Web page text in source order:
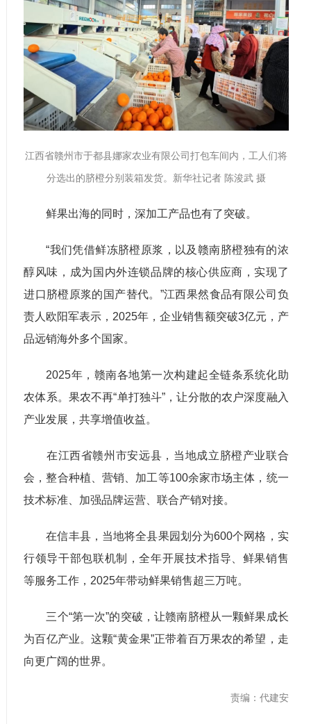
江西省赣州市于都县娜家农业有限公司打包车间内，工人们将
分选出的脐橙分别装箱发货。新华社记者 陈浚武 摄
鲜果出海的同时，深加工产品也有了突破。
“我们凭借鲜冻脐橙原浆，以及赣南脐橙独有的浓
醇风味，成为国内外连锁品牌的核心供应商，实现了
进口脐橙原浆的国产替代。”江西果然食品有限公司负
责人欧阳军表示，2025年，企业销售额突破3亿元，产
品远销海外多个国家。
2025年，赣南各地第一次构建起全链条系统化助
农体系。果农不再“单打独斗”，让分散的农户深度融入
产业发展，共享增值收益。
在江西省赣州市安远县，当地成立脐橙产业联合
会，整合种植、营销、加工等100余家市场主体，统一
技术标准、加强品牌运营、联合产销对接。
在信丰县，当地将全县果园划分为600个网格，实
行领导干部包联机制，全年开展技术指导、鲜果销售
等服务工作，2025年带动鲜果销售超三万吨。
三个“第一次”的突破，让赣南脐橙从一颗鲜果成长
为百亿产业。这颗“黄金果”正带着百万果农的希望，走
向更广阔的世界。
责编：代建安